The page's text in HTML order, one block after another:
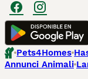
Pets4Homes
Annunci Animali